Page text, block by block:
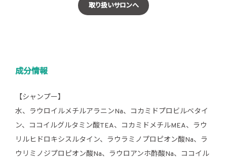
取り扱いサロンへ
成分情報
【シャンプー】
水、ラウロイルメチルアラニンNa、コカミドプロビルベタイ
ン、ココイルグルタミン酸TEA、コカミドメチルMEA、ラウ
リルヒドロキシスルタイン、ラウラミノプロピオン酸Na、ラ
ウリミノジプロピオン酸Na、ラウロアンホ酢酸Na、ココイル